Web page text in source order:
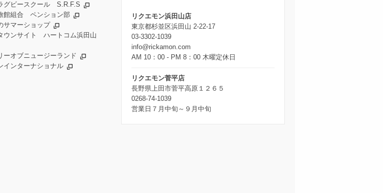
グビースクール S.R.F.S
館組合 ペンション部
サマーショップ
ウンサイト ハートコム浜田山
ーオブニュージーランド
インターナショナル
リクエモン浜田山店
東京都杉並区浜田山 2-22-17
03-3302-1039
info@rickamon.com
AM 10：00 - PM 8：00 木曜定休日
リクエモン菅平店
長野県上田市菅平高原１２６５
0268-74-1039
営業日７月中旬～９月中旬